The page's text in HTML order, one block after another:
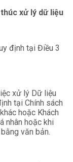
xử lý dữ liệu
định tại Điều 3
xử lý Dữ liệu
tại Chính sách
hoặc Khách
nhân hoặc khi
văn bản.